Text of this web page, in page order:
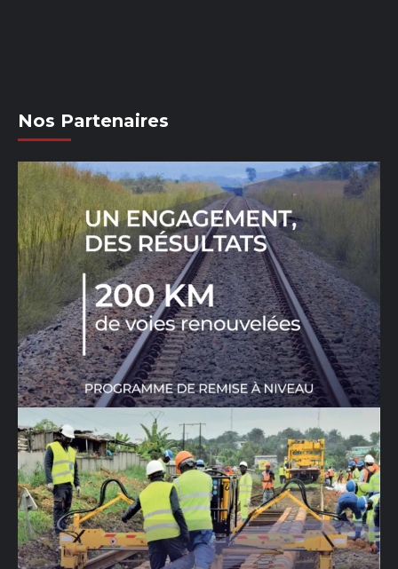
Nos Partenaires